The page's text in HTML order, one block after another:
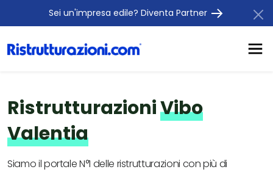
Sei un'impresa edile? Diventa Partner
RistrutturazioniVibo
Valentia
Siamo il portale N°1 delle ristrutturazioni con più di